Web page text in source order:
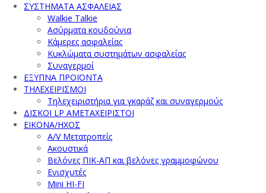
ΣΥΣΤΗΜΑΤΑ ΑΣΦΑΛΕΙΑΣ
Walkie Talkie
Ασύρματα κουδούνια
Κάμερες ασφαλείας
Κυκλώματα συστημάτων ασφαλείας
Συναγερμοί
ΕΞΥΠΝΑ ΠΡΟΪΟΝΤΑ
ΤΗΛΕΧΕΙΡΙΣΜΟΙ
Τηλεχειριστήρια για γκαράζ και συναγερμούς
ΔΙΣΚΟΙ LP ΑΜΕΤΑΧΕΙΡΙΣΤΟΙ
ΕΙΚΟΝΑ/ΗΧΟΣ
A/V Μετατροπείς
Ακουστικά
Βελόνες ΠΙΚ-ΑΠ και βελόνες γραμμοφώνου
Ενισχυτές
Mini HI-FI